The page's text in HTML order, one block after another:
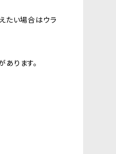
たい場合はウラ
ります。